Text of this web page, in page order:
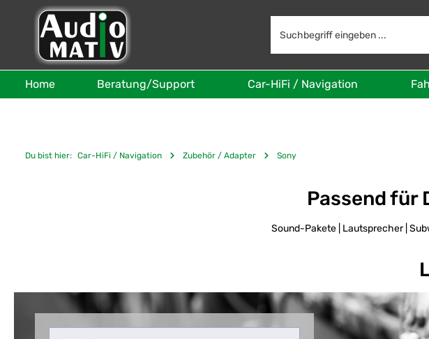
Hauptinhalt springen
Zur Suche springen
Zur Hauptnavigation springen
Home Beratung/Support Car-HiFi / Navigation
Du bist hier: Car-HiFi / Navigation Zubehör / Adapter Sony
Passend für
Sound-Pakete | Lautsprecher |